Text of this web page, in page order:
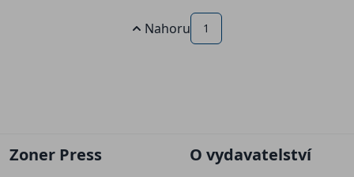
Nahoru 1
Zoner Press O vydavatelství